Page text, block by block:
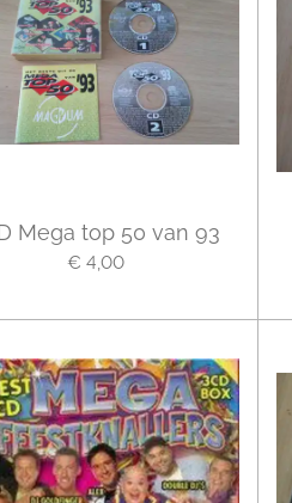
Mega top 50 van 93
€ 4,00